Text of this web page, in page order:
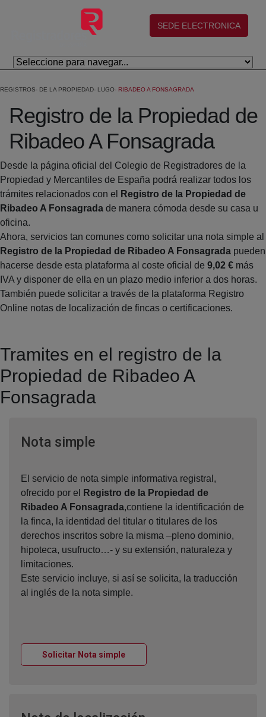
Saltar al contenido principal
(abre en nueva ventana)
SEDE ELECTRONICA
REGISTROS DE LA PROPIEDAD LUGO RIBADEO A FONSAGRADA
Registro de la Propiedad de
Ribadeo A Fonsagrada
Desde la página oficial del Colegio de Registradores de la
Propiedad y Mercantiles de España podrá realizar todos los
trámites relacionados con el
Registro de la Propiedad de
Ribadeo A Fonsagrada de manera cómoda desde su casa u
oficina.
Ahora, servicios tan comunes como solicitar una nota simple al
Registro de la Propiedad de Ribadeo A Fonsagrada pueden
hacerse desde esta plataforma al coste oficial de 9,02 € más
IVA y disponer de ella en un plazo medio inferior a dos horas.
También puede solicitar a través de la plataforma Registro
Online notas de localización de fincas o certificaciones.
Tramites en el registro de la
Propiedad de Ribadeo A
Fonsagrada
Nota simpleVentana nueva
El servicio de nota simple informativa registral,
ofrecido por el
Registro de la Propiedad de
Ribadeo A Fonsagrada,contiene la identificación de
la finca, la identidad del titular o titulares de los
derechos inscritos sobre la misma –pleno dominio,
hipoteca, usufructo…- y su extensión, naturaleza y
limitaciones.
Este servicio incluye, si así se solicita, la traducción
al inglés de la nota simple.
Solicitar Nota simpleVentana nueva